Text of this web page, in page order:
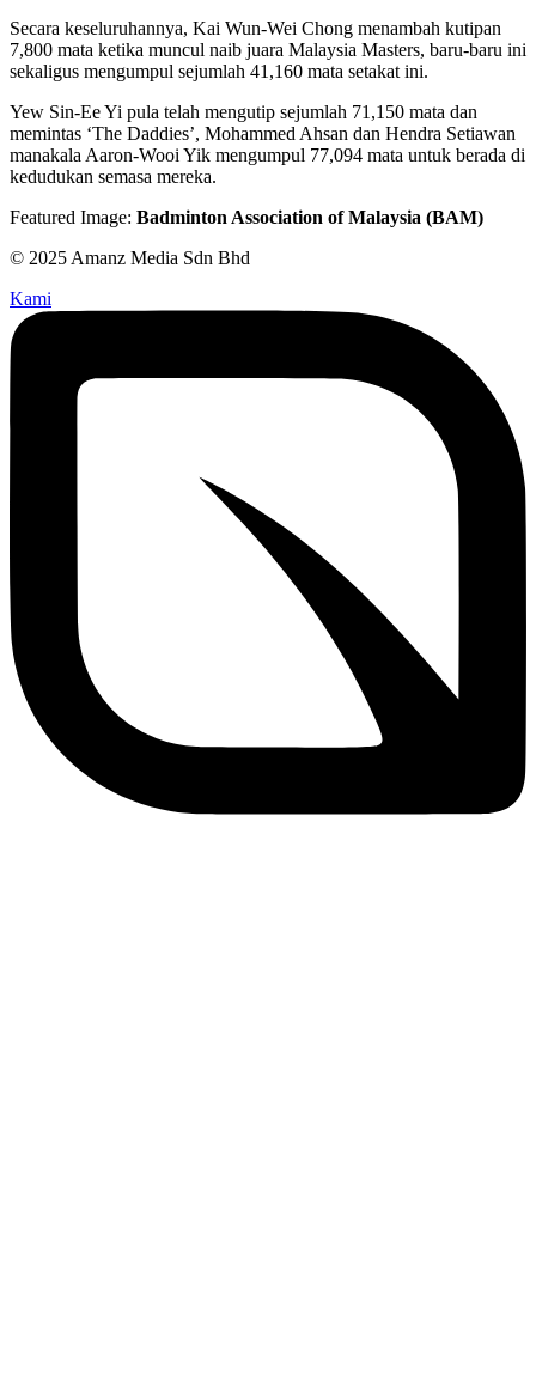
Secara keseluruhannya, Kai Wun-Wei Chong menambah kutipan
7,800 mata ketika muncul naib juara Malaysia Masters, baru-baru ini
sekaligus mengumpul sejumlah 41,160 mata setakat ini.
Yew Sin-Ee Yi pula telah mengutip sejumlah 71,150 mata dan
memintas ‘The Daddies’, Mohammed Ahsan dan Hendra Setiawan
manakala Aaron-Wooi Yik mengumpul 77,094 mata untuk berada di
kedudukan semasa mereka.
Featured Image: Badminton Association of Malaysia (BAM)
© 2025 Amanz Media Sdn Bhd
Kami